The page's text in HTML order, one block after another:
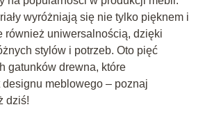
wyróżniają się nie tylko pięknem i
również uniwersalnością, dzięki
stylów i potrzeb. Oto pięć
gatunków drewna, które
designu meblowego – poznaj
dziś!